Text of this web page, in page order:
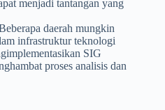
menjadi tantangan yang
daerah mungkin
infrastruktur teknologi
SIG
proses analisis dan